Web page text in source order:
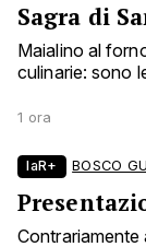
Sagra di
Maialino al
culinarie: sono
1 ora
laR+ BOSCO
Contrariamente